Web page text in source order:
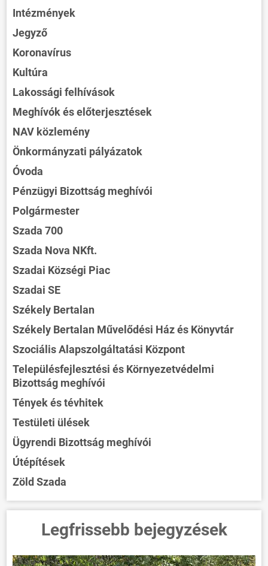
Intézmények
Jegyző
Koronavírus
Kultúra
Lakossági felhívások
Meghívók és előterjesztések
NAV közlemény
Önkormányzati pályázatok
Óvoda
Pénzügyi Bizottság meghívói
Polgármester
Szada 700
Szada Nova NKft.
Szadai Községi Piac
Szadai SE
Székely Bertalan
Székely Bertalan Művelődési Ház és Könyvtár
Szociális Alapszolgáltatási Központ
Településfejlesztési és Környezetvédelmi
Bizottság meghívói
Tények és tévhitek
Testületi ülések
Ügyrendi Bizottság meghívói
Útépítések
Zöld Szada
Legfrissebb bejegyzések